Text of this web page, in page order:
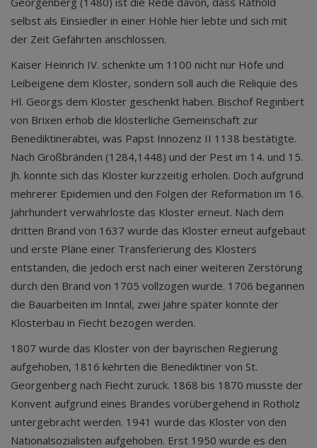
selbst als Einsiedler in einer Höhle hier lebte und sich mit
der Zeit Gefährten anschlossen.
Kaiser Heinrich IV. schenkte um 1100 nicht nur Höfe und
Leibeigene dem Kloster, sondern soll auch die Reliquie des
Hl. Georgs dem Kloster geschenkt haben. Bischof Reginbert
von Brixen erhob die klösterliche Gemeinschaft zur
Benediktinerabtei, was Papst Innozenz II 1138 bestätigte.
Nach Großbränden (1284,1448) und der Pest im 14. und 15.
Jh. konnte sich das Kloster kurzzeitig erholen. Doch aufgrund
mehrerer Epidemien und den Folgen der Reformation im 16.
Jahrhundert verwahrloste das Kloster erneut. Nach dem
dritten Brand von 1637 wurde das Kloster erneut aufgebaut
und erste Pläne einer Transferierung des Klosters
entstanden, die jedoch erst nach einer weiteren Zerstörung
durch den Brand von 1705 vollzogen wurde. 1706 begannen
die Bauarbeiten im Inntal, zwei Jahre später konnte der
Klosterbau in Fiecht bezogen werden.
1807 wurde das Kloster von der bayrischen Regierung
aufgehoben, 1816 kehrten die Benediktiner von St.
Georgenberg nach Fiecht zurück. 1868 bis 1870 musste der
Konvent aufgrund eines Brandes vorübergehend in Rotholz
untergebracht werden. 1941 wurde das Kloster von den
Nationalsozialisten aufgehoben. Erst 1950 wurde es den